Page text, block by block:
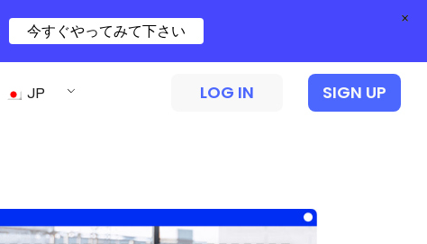
JP LOG IN SIGN UP
今すぐやってみて下さい
×